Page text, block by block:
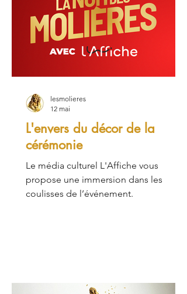
L'envers du décor de la
cérémonie
Le média culturel L'Affiche vous
propose une immersion dans les
coulisses de l’événement.
lesmolieres
12 mai